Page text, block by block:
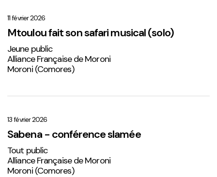
son
safari
musical
(solo)
11 février 2026
Mtoulou fait son safari musical (solo)
Jeune public
Alliance Française de Moroni
Moroni (Comores)
conférence
slamée
13 février 2026
Sabena - conférence slamée
Tout public
Alliance Française de Moroni
Moroni (Comores)